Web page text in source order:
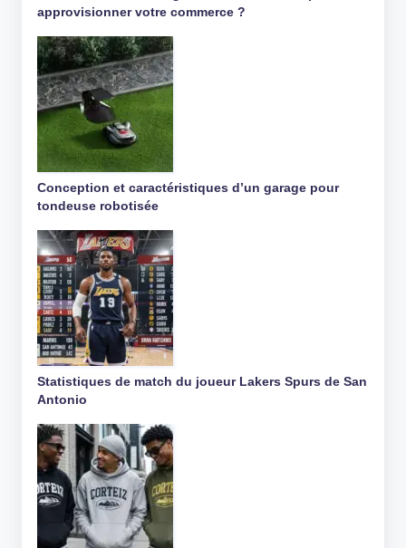
approvisionner votre commerce ?
Conception et caractéristiques d’un garage pour
tondeuse robotisée
Statistiques de match du joueur Lakers Spurs de San
Antonio